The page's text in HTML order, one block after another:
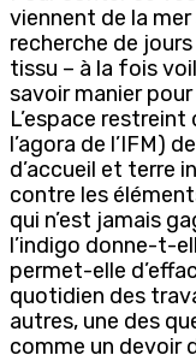
viennent de la
recherche de
tissu – à la fois
savoir manier
L’espace
l’agora de l’IFM)
d’accueil et terre
contre les
qui n’est jamais
l’indigo donne-t-
permet-elle
quotidien des
autres, une des
comme un devoir